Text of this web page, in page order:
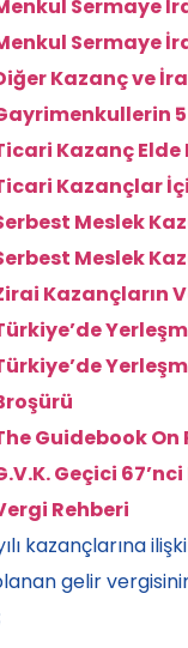
Sermaye
Sermaye
Kazanç ve
5
Kazanç Elde
Kazançlar
Meslek
Meslek
Kazançların
Guidebook
Geçici
Rehberi
kazançlarına
gelir vergisinin,